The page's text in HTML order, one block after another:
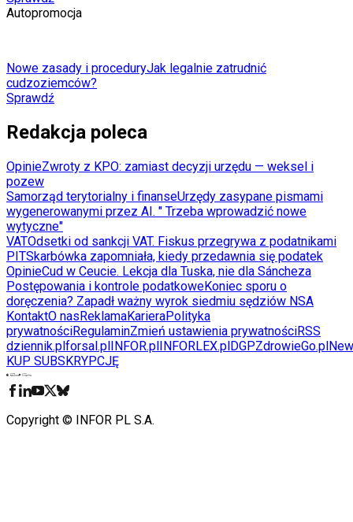
Autopromocja
Nowe zasady i proceduryJak legalnie zatrudnić
cudzoziemców?
Sprawdź
Redakcja poleca
OpinieZwroty z KPO: zamiast decyzji urzędu — weksel i
pozew
Samorząd terytorialny i finanseUrzędy zasypane pismami
wygenerowanymi przez AI. " Trzeba wprowadzić nowe
wytyczne"
VATOdsetki od sankcji VAT. Fiskus przegrywa z podatnikami
PITSkarbówka zapomniała, kiedy przedawnia się podatek
OpinieCud w Ceucie. Lekcja dla Tuska, nie dla Sáncheza
Postępowania i kontrole podatkoweKoniec sporu o
doręczenia? Zapadł ważny wyrok siedmiu sędziów NSA
KontaktO nasReklamaKarieraPolityka
prywatnościRegulaminZmień ustawienia prywatnościRSS
dziennik.plforsal.plINFOR.plINFORLEX.plDGPZdrowieGo.pl
KUP SUBSKRYPCJĘ
Copyright © INFOR PL S.A.